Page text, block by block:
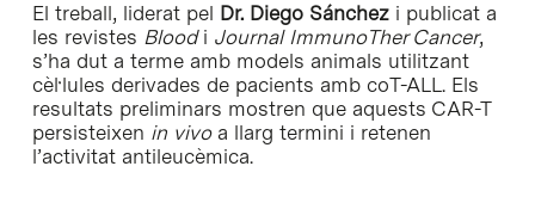
El treball, liderat pel Dr. Diego Sánchezi publicat a
les revistes Blood i Journal ImmunoTher Cancer,
s’ha dut a terme amb models animals utilitzant
cèl·lules derivades de pacients amb coT-ALL. Els
resultats preliminars mostren que aquests CAR-T
persisteixen in vivoa llarg termini i retenen
l’activitat antileucèmica.